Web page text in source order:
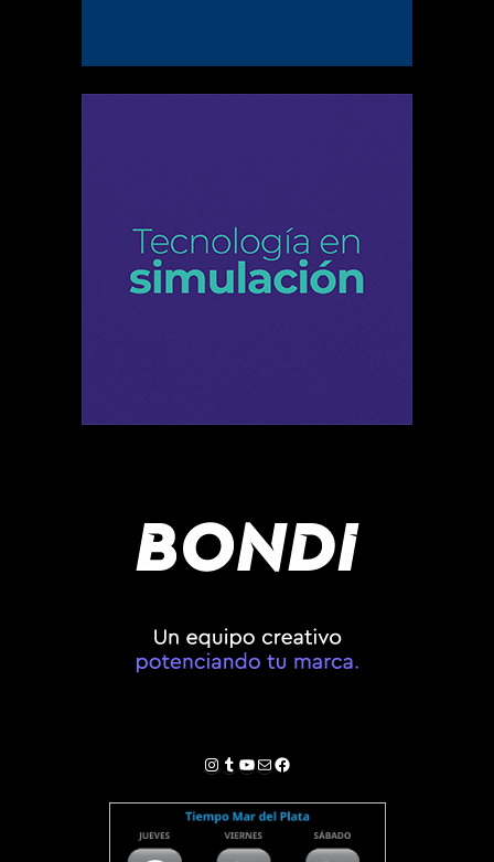
Instagram
Tumblr
YouTube
Correo electrónico
Facebook